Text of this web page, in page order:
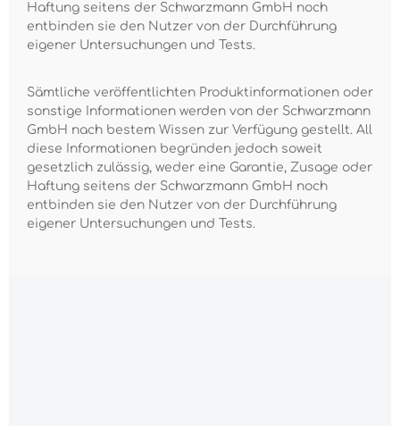
Haftung seitens der Schwarzmann GmbH noch
entbinden sie den Nutzer von der Durchführung
eigener Untersuchungen und Tests.
Sämtliche veröffentlichten Produktinformationen oder
sonstige Informationen werden von der Schwarzmann
GmbH nach bestem Wissen zur Verfügung gestellt. All
diese Informationen begründen jedoch soweit
gesetzlich zulässig, weder eine Garantie, Zusage oder
Haftung seitens der Schwarzmann GmbH noch
entbinden sie den Nutzer von der Durchführung
eigener Untersuchungen und Tests.